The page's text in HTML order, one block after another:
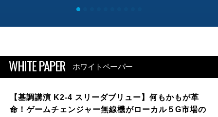
WHITE PAPER ホワイトペーパー
【基調講演 K2-4 スリーダブリュー】何もかもが革
命！ゲームチェンジャー無線機がローカル５G市場の